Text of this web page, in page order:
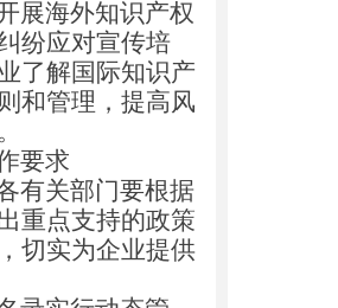
展海外知识产权
纷应对宣传培
了解国际知识产
和管理，提高风
要求
有关部门要根据
重点支持的政策
切实为企业提供